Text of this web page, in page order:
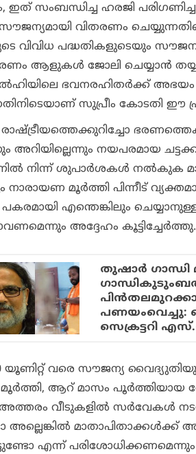
ഇത് സംബന്ധിച്ച ഹരജി
വിതരണം
വിവിധ പദ്ധതികളുടെയും
ആളുകള്‍ ജോലി ചെയ്യാന്‍
ദല്‍ഹിയിലെ ഭവനരഹിതര്‍ക്ക്
സുപ്രീം കോടതി ഈ
അറിയില്ലെന്നും നയപരമായ
നിന്ന് ശുപാര്‍ശകള്‍ നല്‍കുക
മൂര്‍ത്തി പിന്നീട്
എന്തെങ്കിലും
അദ്ദേഹം കൂട്ടിച്ചേര്‍ത്തു.
തുഷാർ ഗാന്ധി
പണയംവെച്ചു:
സെക്രട്ടറി
യൂണിറ്റ് വരെ സൗജന്യ
മൂര്‍ത്തി, ആറ് മാസം പൂര്‍ത്തിയായ
അത്തരം വീടുകളില്‍ സര്‍വേകള്‍
അല്ലെങ്കില്‍ മാതാപിതാക്കള്‍ക്ക്
എന്ന്